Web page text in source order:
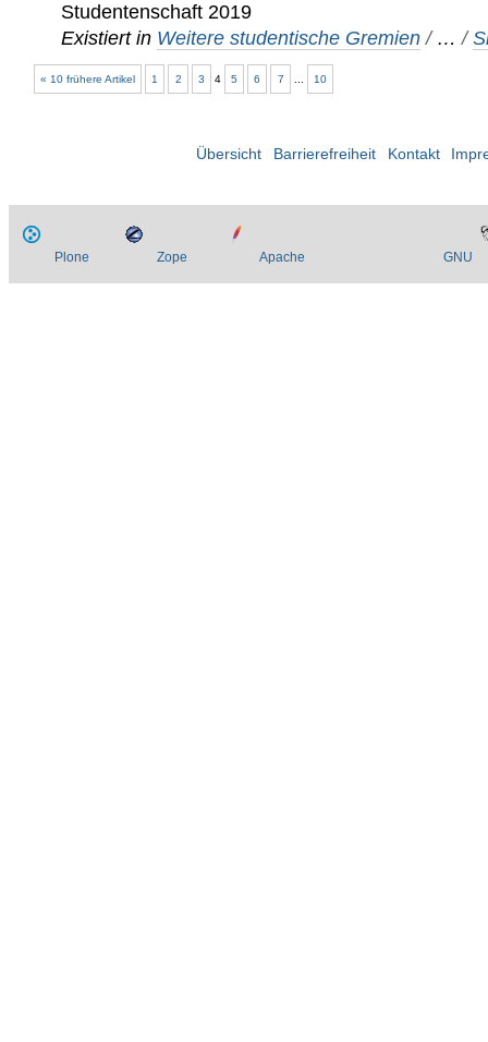
Studentenschaft 2019
Existiert in Weitere studentische Gremien / …/
« 10 frühere Artikel 1 2 3 4 5 6 7 10
Übersicht Barrierefreiheit Kontakt
Plone Zope Apache GNU